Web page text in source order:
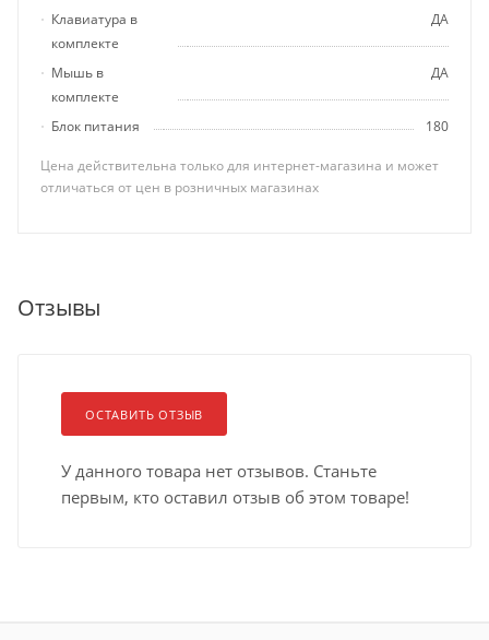
Клавиатура в
комплекте
ДА
Мышь в
комплекте
ДА
Блок питания 180
Цена действительна только для интернет-магазина и может
отличаться от цен в розничных магазинах
Отзывы
ОСТАВИТЬ ОТЗЫВ
У данного товара нет отзывов. Станьте
первым, кто оставил отзыв об этом товаре!